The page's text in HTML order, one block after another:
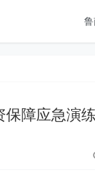
保障应急演